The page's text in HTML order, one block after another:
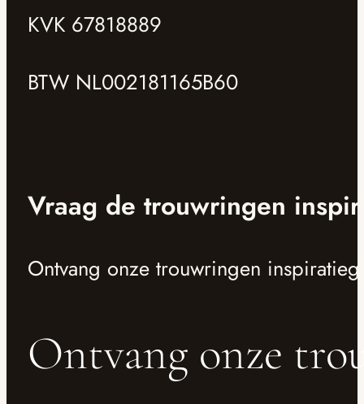
KVK 67818889
BTW NL002181165B60
Vraag de trouwringen
Ontvang onze trouwringen
Ontvang onze